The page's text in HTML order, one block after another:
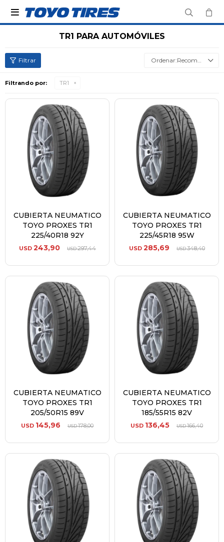

TR1 PARA AUTOMÓVILES
Recomendados
Filtrando por: TR1
CUBIERTA NEUMATICO
TOYO PROXES TR1
225/40R18 92Y
USD 243,90 USD297,44
CUBIERTA NEUMATICO
TOYO PROXES TR1
225/45R18 95W
USD 285,69 USD348,40
CUBIERTA NEUMATICO
TOYO PROXES TR1
205/50R15 89V
USD 145,96 USD178,00
CUBIERTA NEUMATICO
TOYO PROXES TR1
185/55R15 82V
USD 136,45 USD166,40